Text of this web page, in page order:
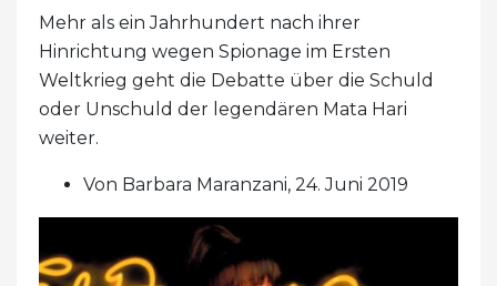
Mehr als ein Jahrhundert nach ihrer
Hinrichtung wegen Spionage im Ersten
Weltkrieg geht die Debatte über die Schuld
oder Unschuld der legendären Mata Hari
weiter.
Von Barbara Maranzani, 24. Juni 2019